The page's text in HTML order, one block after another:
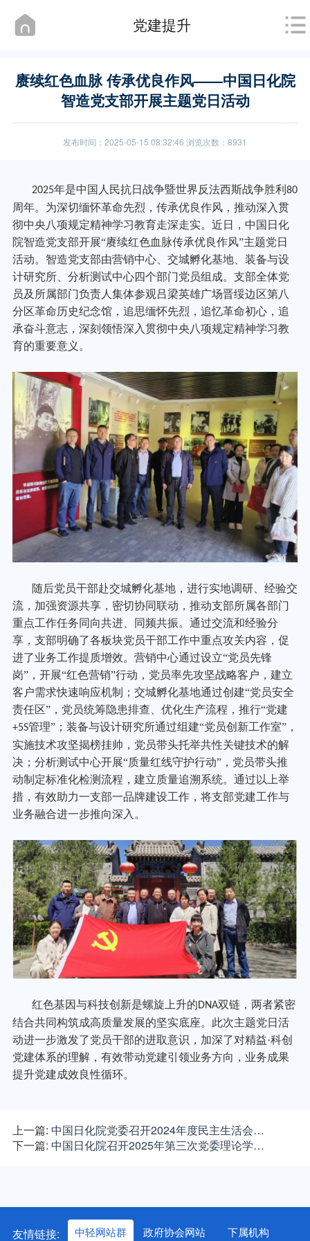
党建提升
赓续红色血脉 传承优良作风——中国日化院
智造党支部开展主题党日活动
发布时间：2025-05-15 08:32:46 浏览次数：8931
2025年是中国人民抗日战争暨世界反法西斯战争胜利 80
周年。为深切缅怀革命先烈，传承优良作风，推动深入贯
彻中央八项规定精神学习教育走深走实。近日，中国日化
院智造党支部开展“赓续红色血脉传承优良作风”主题党日
活动。智造党支部由营销中心、交城孵化基地、装备与设
计研究所、分析测试中心四个部门党员组成。支部全体党
员及所属部门负责人集体参观吕梁英雄广场晋绥边区第八
分区革命历史纪念馆，追思缅怀先烈，追忆革命初心，追
承奋斗意志，深刻领悟深入贯彻中央八项规定精神学习教
育的重要意义。
随后党员干部赴交城孵化基地，进行实地调研、经验交
流，加强资源共享，密切协同联动，推动支部所属各部门
重点工作任务同向共进、同频共振。通过交流和经验分
享，支部明确了各板块党员干部工作中重点攻关内容，促
进了业务工作提质增效。营销中心通过设立“党员先锋
岗”，开展“红色营销”行动，党员率先攻坚战略客户，建立
客户需求快速响应机制；交城孵化基地通过创建“党员安全
责任区”，党员统筹隐患排查、优化生产流程，推行“党建
+5S管理”；装备与设计研究所通过组建“党员创新工作室”，
实施技术攻坚揭榜挂帅，党员带头托举共性关键技术的解
决；分析测试中心开展“质量红线守护行动”，党员带头推
动制定标准化检测流程，建立质量追溯系统。通过以上举
措，有效助力一支部一品牌建设工作，将支部党建工作与
业务融合进一步推向深入。
红色基因与科技创新是螺旋上升的DNA双链，两者紧密
结合共同构筑成高质量发展的坚实底座。此次主题党日活
动进一步激发了党员干部的进取意识，加深了对精益·科创
党建体系的理解，有效带动党建引领业务方向，业务成果
提升党建成效良性循环。
上一篇: 中国日化院党委召开2024年度民主生活会…
下一篇: 中国日化院召开2025年第三次党委理论学…
友情链接: 中轻网站群 政府协会网站 下属机构